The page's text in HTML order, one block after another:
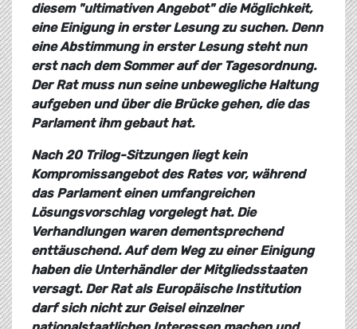
diesem "ultimativen Angebot" die Möglichkeit,
eine Einigung in erster Lesung zu suchen. Denn
eine Abstimmung in erster Lesung steht nun
erst nach dem Sommer auf der Tagesordnung.
Der Rat muss nun seine unbewegliche Haltung
aufgeben und über die Brücke gehen, die das
Parlament ihm gebaut hat.
Nach 20 Trilog-Sitzungen liegt kein
Kompromissangebot des Rates vor, während
das Parlament einen umfangreichen
Lösungsvorschlag vorgelegt hat. Die
Verhandlungen waren dementsprechend
enttäuschend. Auf dem Weg zu einer Einigung
haben die Unterhändler der Mitgliedsstaaten
versagt. Der Rat als Europäische Institution
darf sich nicht zur Geisel einzelner